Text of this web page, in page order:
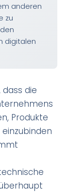
anderen
zu
digitalen
die
Produkte